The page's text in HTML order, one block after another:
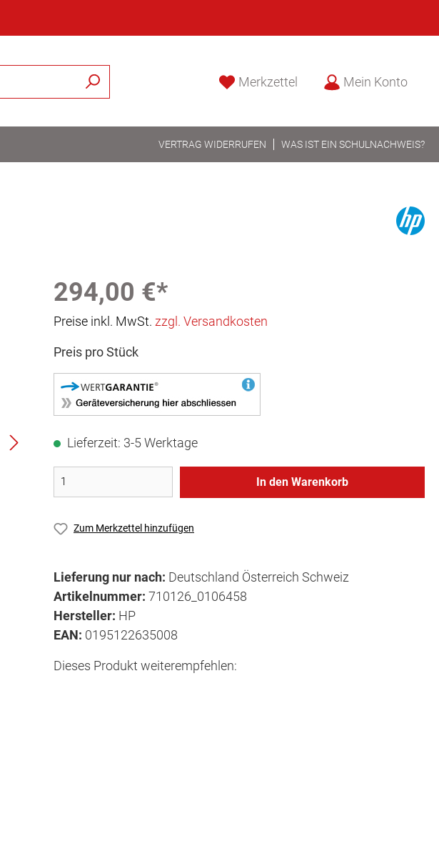
Merkzettel Mein Konto
VERTRAG WIDERRUFEN WAS IST EIN SCHULNACHWEIS?
294,00 €*
Preise inkl. MwSt. zzgl. Versandkosten
Preis pro Stück
Lieferzeit: 3-5 Werktage
In den Warenkorb
Zum Merkzettel hinzufügen
Lieferung nur nach: Deutschland Österreich Schweiz
Artikelnummer: 710126_0106458
Hersteller: HP
EAN: 0195122635008
Dieses Produkt weiterempfehlen: